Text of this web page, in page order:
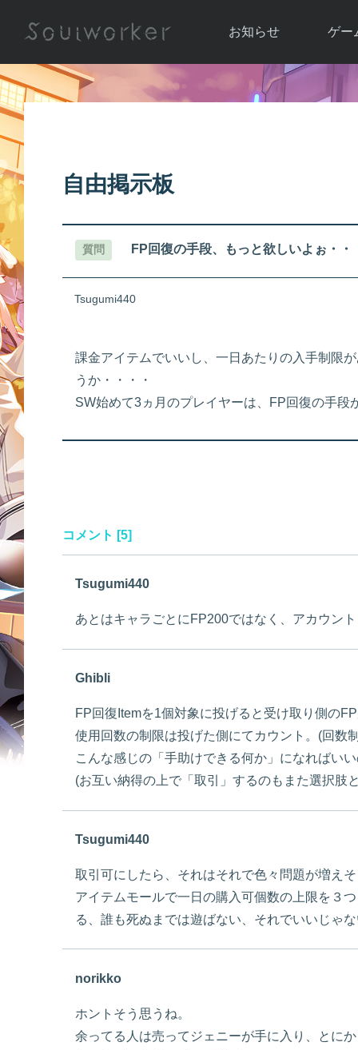
お知らせ
お知らせ一覧
ゲー
ソウ
アップ
自由掲示板
質問 FP回復の手段、もっと欲しいよぉ・・
Tsugumi440
課金アイテムでいいし、一日あたりの入手制限
うか・・・・
SW始めて3ヵ月のプレイヤーは、FP回復の手
コメント [5]
Tsugumi440
あとはキャラごとにFP200ではなく、アカウン
Ghibli
FP回復Itemを1個対象に投げると受け取り側の
使用回数の制限は投げた側にてカウント。(回数
こんな感じの「手助けできる何か」になればい
(お互い納得の上で「取引」するのもまた選択肢
Tsugumi440
取引可にしたら、それはそれで色々問題が増え
アイテムモールで一日の購入可個数の上限を３
る、誰も死ぬまでは遊ばない、それでいいじゃ
norikko
ホントそう思うね。
余ってる人は売ってジェニーが手に入り、とに